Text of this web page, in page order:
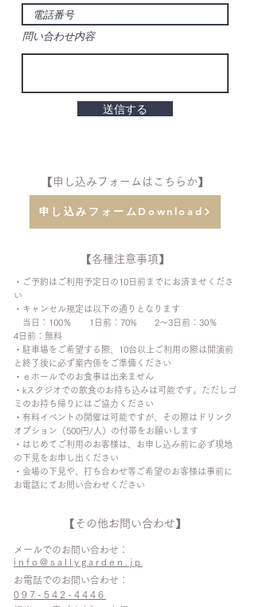
問い合わせ内容
送信する
【申し込みフォームはこちらか】
申し込みフォームDownload
【各種注意事項】
・ご予約はご利用予定日の10日前までにお済ませくださ
い
・キャンセル規定は以下の通りとなります
当日：100％ 1日前：70% 2〜3日前：30％
4日前：無料
・駐車場をご希望する際、10台以上ご利用の際は開演前
と終了後に必ず案内係をご準備ください
・ｅホールでのお食事は出来ません
・kスタジオでの飲食のお持ち込みは可能です。ただしゴ
ミのお持ち帰りにはご協力ください
・有料イベントの開催は可能ですが、その際はドリンク
オプション（500円/人）の付帯をお願いします
・はじめてご利用のお客様は、お申し込み前に必ず現地
の下見をお申し出ください
​・会場の下見や、打ち合わせ等ご希望のお客様は事前に
お電話にてお問い合わせください
【その他お問い合わせ】
メールでのお問い合わせ：
お電話でのお問い合わせ：
info@sallygarden.jp
097-542-4446